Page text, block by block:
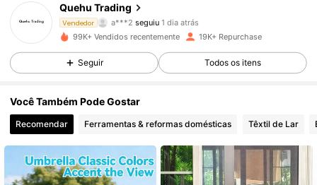
Quehu Trading
Vendedor
a***2 seguiu
r***2está a navegar
4,78
3.1K Seguidores
3.1K Seguidores
4,78 3.1K Seguidores
99K+ Vendidos recentemente 19K+ Repurchase
Seguir Todos os itens
Você Também Pode Gostar
Recomendar Ferramentas & reformas domésticas Têxtil de Lar